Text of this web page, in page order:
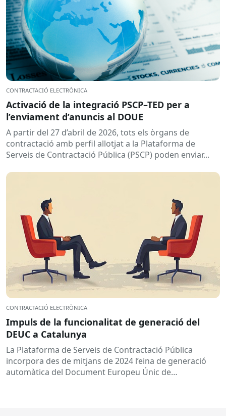
CONTRACTACIÓ ELECTRÒNICA
Activació de la integració PSCP–TED per a
l’enviament d’anuncis al DOUE
A partir del 27 d’abril de 2026, tots els òrgans de
contractació amb perfil allotjat a la Plataforma de
Serveis de Contractació Pública (PSCP) poden enviar...
CONTRACTACIÓ ELECTRÒNICA
Impuls de la funcionalitat de generació del
DEUC a Catalunya
La Plataforma de Serveis de Contractació Pública
incorpora des de mitjans de 2024 l’eina de generació
automàtica del Document Europeu Únic de